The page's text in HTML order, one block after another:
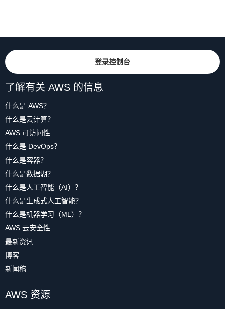
登录控制台
了解有关 AWS 的信息
什么是 AWS？
什么是云计算？
AWS 可访问性
什么是 DevOps？
什么是容器？
什么是数据湖？
什么是人工智能（AI）？
什么是生成式人工智能？
什么是机器学习（ML）？
AWS 云安全性
最新资讯
博客
新闻稿
AWS 资源